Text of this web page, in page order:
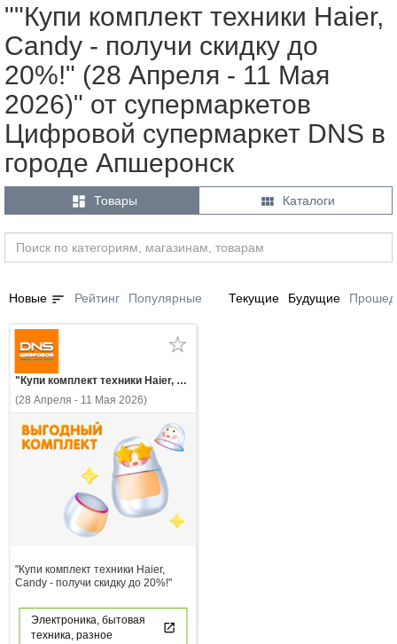
""Купи комплект техники Haier,
Candy - получи скидку до
20%!" (28 Апреля - 11 Мая
2026)" от супермаркетов
Цифровой супермаркет DNS в
городе Апшеронск
 Товары  Каталоги
Новые sort Рейтинг Популярные Текущие Будущие
"Купи комплект техники Haier, Candy - получи скидку до 20%!"
(28 Апреля - 11 Мая 2026)
"Купи комплект техники Haier,
Candy - получи скидку до 20%!"
Электроника, бытовая
техника, разное